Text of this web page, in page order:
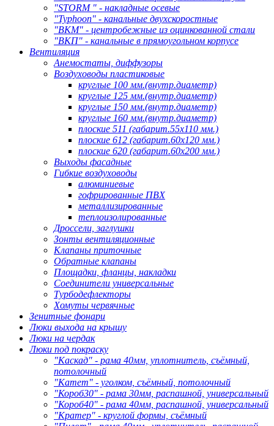
"STORM " - накладные осевые
"Typhoon" - канальные двухскоростные
"ВКМ" - центробежные из оцинкованной стали
"ВКП" - канальные в прямоугольном корпусе
Вентиляция
Анемостаты, диффузоры
Воздуховоды пластиковые
круглые 100 мм.(внутр.диаметр)
круглые 125 мм.(внутр.диаметр)
круглые 150 мм.(внутр.диаметр)
круглые 160 мм.(внутр.диаметр)
плоские 511 (габарит.55х110 мм.)
плоские 612 (габарит.60х120 мм.)
плоские 620 (габарит.60х200 мм.)
Выходы фасадные
Гибкие воздуховоды
алюминиевые
гофрированные ПВХ
металлизированные
теплоизолированные
Дроссели, заглушки
Зонты вентиляционные
Клапаны приточные
Обратные клапаны
Площадки, фланцы, накладки
Соединители универсальные
Турбодефлекторы
Хомуты червячные
Зенитные фонари
Люки выхода на крышу
Люки на чердак
Люки под покраску
"Каскад" - рама 40мм, уплотнитель, съёмный,
потолочный
"Катет" - уголком, съёмный, потолочный
"Короб30" - рама 30мм, распашной, универсальный
"Короб40" - рама 40мм, распашной, универсальный
"Кратер" - круглой формы, съёмный